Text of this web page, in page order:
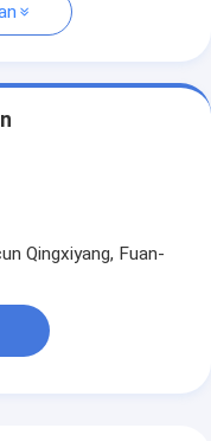
Qingxiyang, Fuan-